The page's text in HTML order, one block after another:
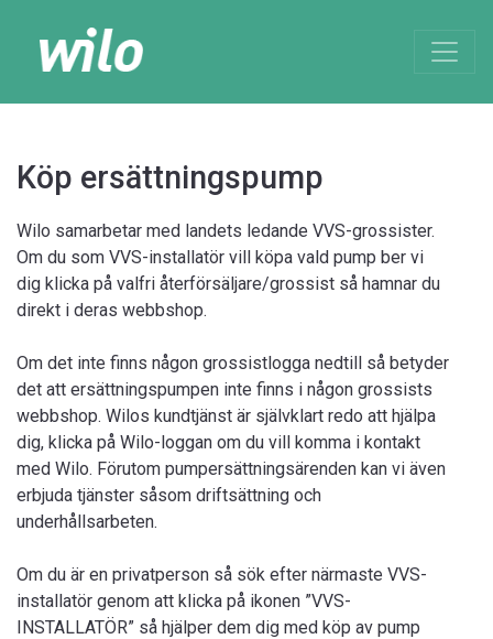
Köp ersättningspump
Wilo samarbetar med landets ledande VVS-grossister.
Om du som VVS-installatör vill köpa vald pump ber vi
dig klicka på valfri återförsäljare/grossist så hamnar du
direkt i deras webbshop.
Om det inte finns någon grossistlogga nedtill så betyder
det att ersättningspumpen inte finns i någon grossists
webbshop. Wilos kundtjänst är självklart redo att hjälpa
dig, klicka på Wilo-loggan om du vill komma i kontakt
med Wilo. Förutom pumpersättningsärenden kan vi även
erbjuda tjänster såsom driftsättning och
underhållsarbeten.
Om du är en privatperson så sök efter närmaste VVS-
installatör genom att klicka på ikonen ”VVS-
INSTALLATÖR” så hjälper dem dig med köp av pump